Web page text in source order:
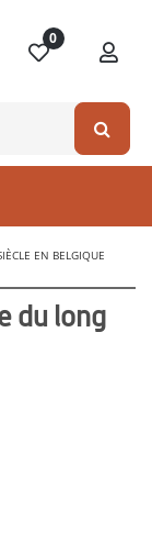
0
EN BELGIQUE
du long